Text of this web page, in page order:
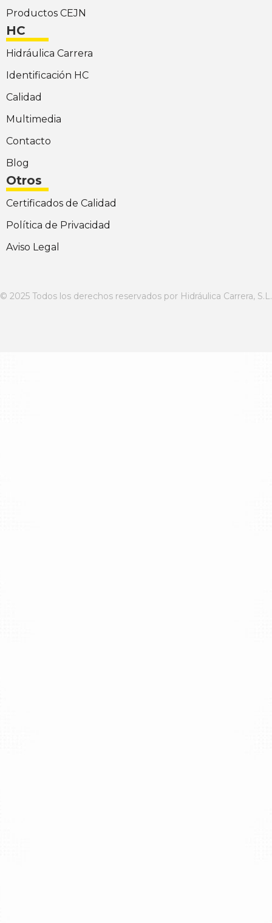
Productos CEJN
HC
Hidráulica Carrera
Identificación HC
Calidad
Multimedia
Contacto
Blog
Otros
Certificados de Calidad
Política de Privacidad
Aviso Legal
© 2025 Todos los derechos reservados por Hidráulica Carrera, S.L.